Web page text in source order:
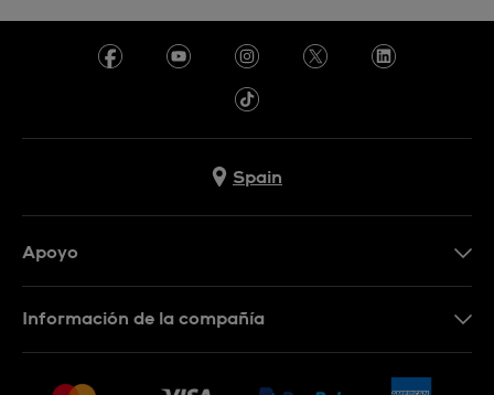
Spain
Apoyo
Información de la compañía